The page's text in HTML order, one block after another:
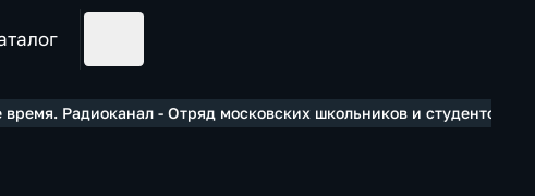
время. Радиоканал - Отряд московских школьников и студентов